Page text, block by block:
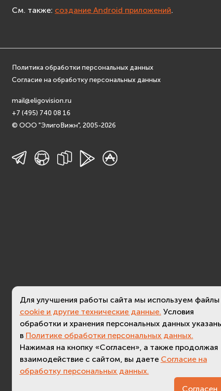
См. также: создание Android приложений.
актуальная версия - 3.7)
Политика обработки персональных данных
Согласие на обработку персональных данных
mail@eligovision.ru
+7 (495) 740 08 16
© ООО "ЭлигоВижн", 2005-2026
Для улучшения работы сайта мы используем файлы
cookie и другие технические данные. Условия
обработки и хранения персональных данных
в Политике обработки персональных данных.
Нажимая на кнопку «Согласен», а также продолжая
взаимодействие с сайтом, вы даете Согласие на
обработку персональных данных.
Согласен